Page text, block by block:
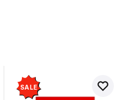
SALE